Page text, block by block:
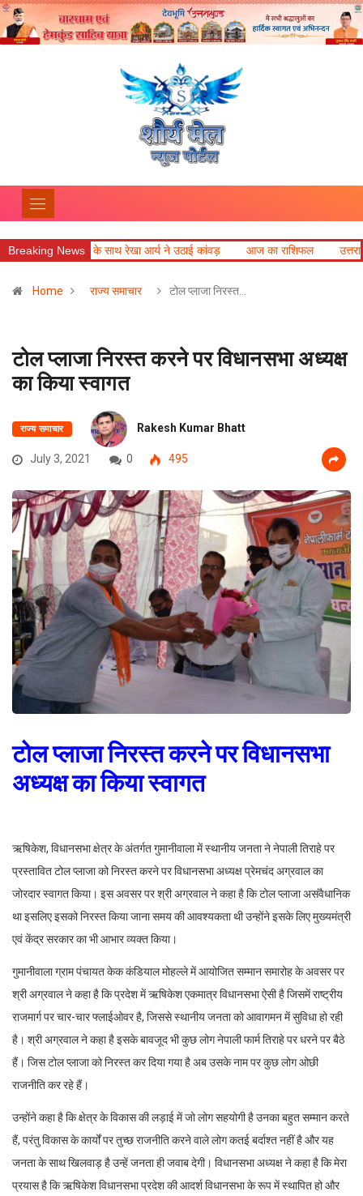
Breaking News
के साथ रेखा आर्य ने उठाई कांवड़ आज का राशिफल उत्तराखंड की बेटी विदुषी
Home राज्य समाचार टोल प्लाजा निरस्त…
टोल प्लाजा निरस्त करने पर विधानसभा अध्यक्ष
का किया स्वागत
राज्य समाचार Rakesh Kumar Bhatt
July 3, 2021 0 495
टोल प्लाजा निरस्त करने पर विधानसभा
अध्यक्ष का किया स्वागत
ऋषिकेश, विधानसभा क्षेत्र के अंतर्गत गुमानीवाला में स्थानीय जनता ने नेपाली तिराहे पर
प्रस्तावित टोल प्लाजा को निरस्त करने पर विधानसभा अध्यक्ष प्रेमचंद अग्रवाल का
जोरदार स्वागत किया। इस अवसर पर श्री अग्रवाल ने कहा है कि टोल प्लाजा असंवैधानिक
था इसलिए इसको निरस्त किया जाना समय की आवश्यकता थी उन्होंने इसके लिए मुख्यमंत्री
एवं केंद्र सरकार का भी आभार व्यक्त किया।
गुमानीवाला ग्राम पंचायत केक कंडियाल मोहल्ले में आयोजित सम्मान समारोह के अवसर पर
श्री अग्रवाल ने कहा है कि प्रदेश में ऋषिकेश एकमात्र विधानसभा ऐसी है जिसमें राष्ट्रीय
राजमार्ग पर चार-चार फ्लाईओवर है, जिससे स्थानीय जनता को आवागमन में सुविधा हो रही
है। श्री अग्रवाल ने कहा है इसके बावजूद भी कुछ लोग नेपाली फार्म तिराहे पर धरने पर बैठे
हैं। जिस टोल प्लाजा को निरस्त कर दिया गया है अब उसके नाम पर कुछ लोग ओछी
राजनीति कर रहे हैं।
उन्होंने कहा है कि क्षेत्र के विकास की लड़ाई में जो लोग सहयोगी है उनका बहुत सम्मान करते
हैं, परंतु विकास के कार्यों पर तुच्छ राजनीति करने वाले लोग कतई बर्दाश्त नहीं है और यह
जनता के साथ खिलवाड़ है उन्हें जनता ही जवाब देगी। विधानसभा अध्यक्ष ने कहा है कि मेरा
प्रयास है कि ऋषिकेश विधानसभा प्रदेश की आदर्श विधानसभा के रूप में स्थापित हो और